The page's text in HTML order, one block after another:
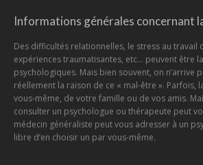
Informations générales concernant
Des difficultés relationnelles, le stress au travail
expériences traumatisantes, etc… peuvent être
psychologiques. Mais bien souvent, on n’arrive
réellement la raison de ce « mal-être ». Parfois,
vous-même, de votre famille ou de vos amis.
consulter un psychologue ou thérapeute peut
médecin généraliste peut vous adresser à un
libre d’en choisir un par vous-même.